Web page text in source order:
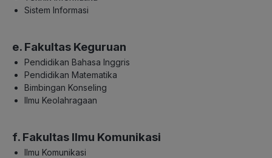
Sistem Informasi
e. Fakultas Keguruan
Pendidikan Bahasa Inggris
Pendidikan Matematika
Bimbingan Konseling
Ilmu Keolahragaan
f. Fakultas Ilmu Komunikasi
Ilmu Komunikasi